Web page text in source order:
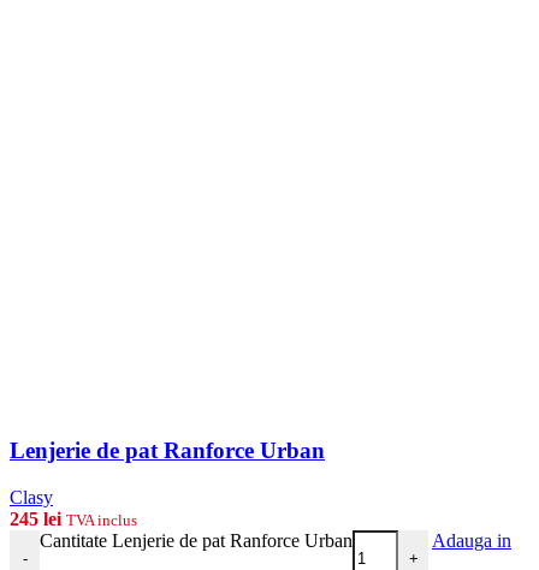
Lenjerie de pat Ranforce Urban
Clasy
245 lei TVA inclus
-
Cantitate Lenjerie de pat Ranforce Urban
+
Adauga in